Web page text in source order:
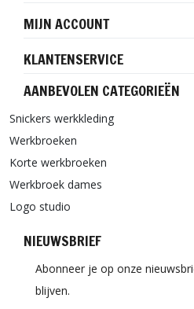
MIJN ACCOUNT
KLANTENSERVICE
AANBEVOLEN CATEGORIEËN
Snickers werkkleding
Werkbroeken
Korte werkbroeken
Werkbroek dames
Logo studio
NIEUWSBRIEF
Abonneer je op onze
blijven.